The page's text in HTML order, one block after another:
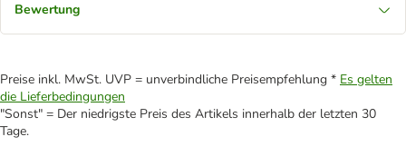
Bewertung
Preise inkl. MwSt. UVP = unverbindliche Preisempfehlung * Es gelten
die Lieferbedingungen
"Sonst" = Der niedrigste Preis des Artikels innerhalb der letzten 30
Tage.